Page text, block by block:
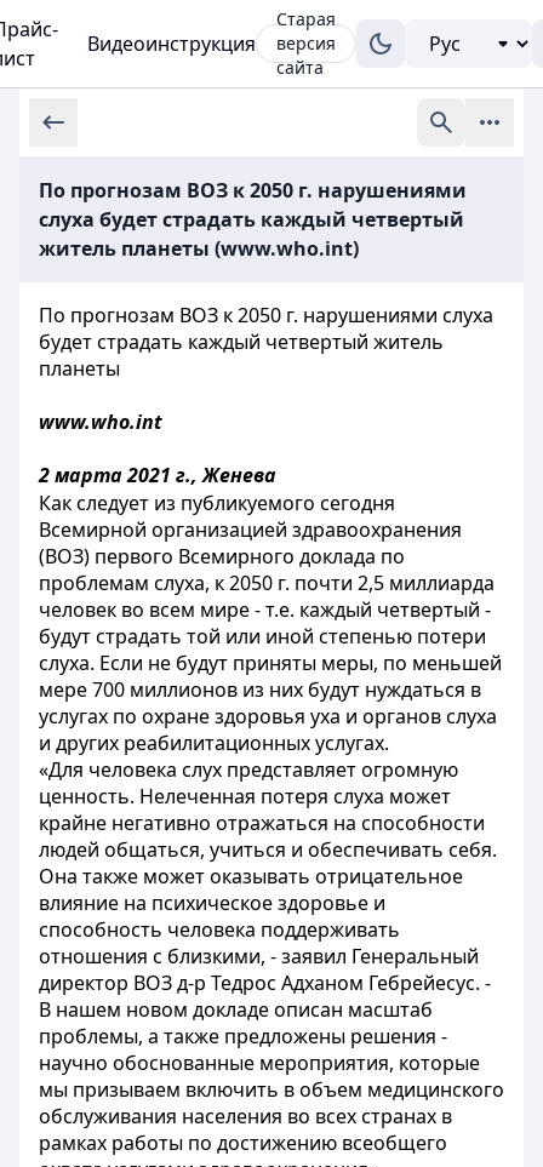
Видеоинструкция
Старая
версия
сайта
По прогнозам ВОЗ к 2050 г. нарушениями
слуха будет страдать каждый четвертый
житель планеты (www.who.int)
По прогнозам ВОЗ к 2050 г. нарушениями слуха
будет страдать каждый четвертый житель
планеты
www.who.int
2 марта 2021 г., Женева
Как следует из публикуемого сегодня
Всемирной организацией здравоохранения
(ВОЗ) первого Всемирного доклада по
проблемам слуха, к 2050 г. почти 2,5 миллиарда
человек во всем мире - т.е. каждый четвертый -
будут страдать той или иной степенью потери
слуха. Если не будут приняты меры, по меньшей
мере 700 миллионов из них будут нуждаться в
услугах по охране здоровья уха и органов слуха
и других реабилитационных услугах.
«Для человека слух представляет огромную
ценность. Нелеченная потеря слуха может
крайне негативно отражаться на способности
людей общаться, учиться и обеспечивать себя.
Она также может оказывать отрицательное
влияние на психическое здоровье и
способность человека поддерживать
отношения с близкими, - заявил Генеральный
директор ВОЗ д-р Тедрос Адханом Гебрейесус. -
В нашем новом докладе описан масштаб
проблемы, а также предложены решения -
научно обоснованные мероприятия, которые
мы призываем включить в объем медицинского
обслуживания населения во всех странах в
рамках работы по достижению всеобщего